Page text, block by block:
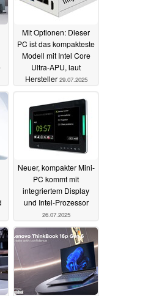
Mit Optionen: Dieser
PC ist das kompakteste
Modell mit Intel Core
Ultra-APU, laut
Hersteller 29.07.2025
Neuer, kompakter Mini-
PC kommt mit
integriertem Display
und Intel-Prozessor
26.07.2025